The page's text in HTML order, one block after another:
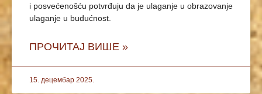
i posvećenošću potvrđuju da je ulaganje u obrazovanje
ulaganje u budućnost.
ПРОЧИТАЈ ВИШЕ »
15. децембар 2025.